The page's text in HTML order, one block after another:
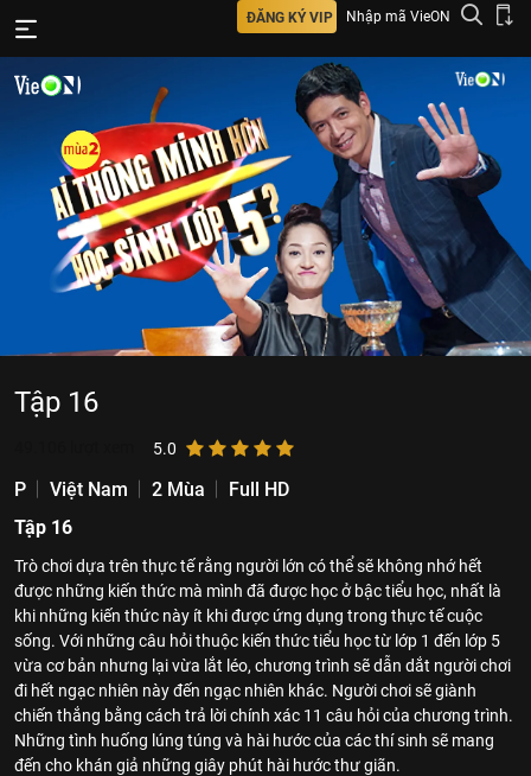
ĐĂNG KÝ VIP Nhập mã VieON
Tập 16
5.0
P Việt Nam 2 Mùa
Full HD
Tập 16
Trò chơi dựa trên thực tế rằng người lớn có thể sẽ không nhớ hết
được những kiến thức mà mình đã được học ở bậc tiểu học, nhất là
khi những kiến thức này ít khi được ứng dụng trong thực tế cuộc
sống. Với những câu hỏi thuộc kiến thức tiểu học từ lớp 1 đến lớp 5
vừa cơ bản nhưng lại vừa lắt léo, chương trình sẽ dẫn dắt người chơi
đi hết ngạc nhiên này đến ngạc nhiên khác. Người chơi sẽ giành
chiến thắng bằng cách trả lời chính xác 11 câu hỏi của chương trình.
Những tình huống lúng túng và hài hước của các thí sinh sẽ mang
đến cho khán giả những giây phút hài hước thư giãn.